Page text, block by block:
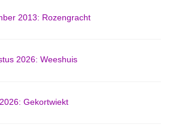
2013: Rozengracht
2026: Weeshuis
Gekortwiekt